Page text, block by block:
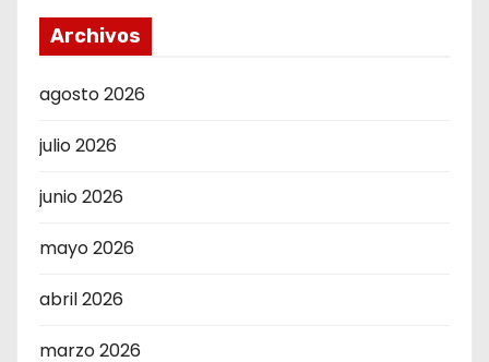
Archivos
agosto 2026
julio 2026
junio 2026
mayo 2026
abril 2026
marzo 2026